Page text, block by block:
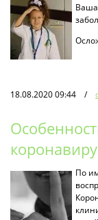
Ваша
18.08.2020 09:44 /
По